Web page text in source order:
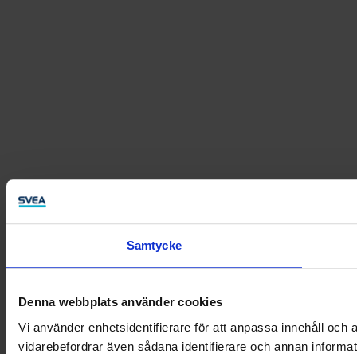
Samtycke
Denna webbplats använder cookies
Vi använder enhetsidentifierare för att anpassa innehåll
vidarebefordrar även sådana identifierare och annan